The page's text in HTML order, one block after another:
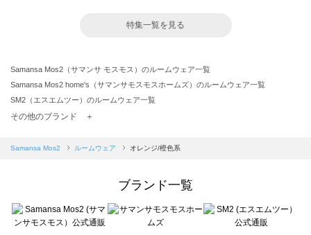
特集一覧を見る
Samansa Mos2（サマンサ モスモス）のルームウェア一覧
Samansa Mos2 home's（サマンサモスモスホームズ）のルームウェア一覧
SM2（エスエムツー）のルームウェア一覧
TSUHARU by Samansa Mos2（ツハルバイサマンサモスモス）のルームウェア一覧
Samansa Mos2 blue（サマンサモスモス ブルー）のルームウェア一覧
sō4ū（ソウフォーユー）のルームウェア一覧
Te chichi（テチチ）のルームウェア一覧
Te chichi CLASSIC（テチチ クラシック）のルームウェア一覧
その他のブランド ＋
Samansa Mos2 ルームウェア オレンジ/橙色系
ブランド一覧